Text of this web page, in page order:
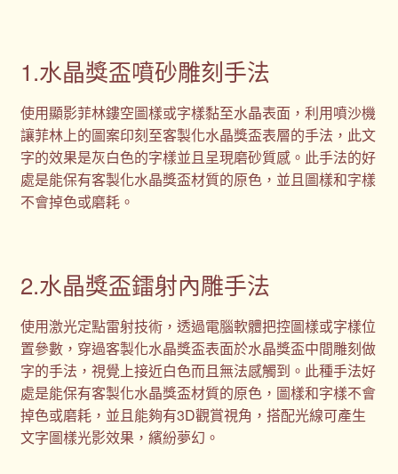
1.水晶獎盃噴砂雕刻手法
使用顯影菲林鏤空圖樣或字樣黏至水晶表面，利用噴沙機
讓菲林上的圖案印刻至客製化水晶獎盃表層的手法，此文
字的效果是灰白色的字樣並且呈現磨砂質感。此手法的好
處是能保有客製化水晶獎盃材質的原色，並且圖樣和字樣
不會掉色或磨耗。
2.水晶獎盃鐳射內雕手法
使用激光定點雷射技術，透過電腦軟體把控圖樣或字樣位
置參數，穿過客製化水晶獎盃表面於水晶獎盃中間雕刻做
字的手法，視覺上接近白色而且無法感觸到。此種手法好
處是能保有客製化水晶獎盃材質的原色，圖樣和字樣不會
掉色或磨耗，並且能夠有3D觀賞視角，搭配光線可產生
文字圖樣光影效果，繽紛夢幻。